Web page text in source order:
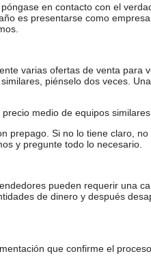
en contacto con el
es presentarse como
varias ofertas de venta para
piénselo dos veces.
medio de equipos similares.
prepago. Si no lo tiene claro,
y pregunte todo lo necesario.
pueden requerir una
de dinero y después
que confirme el